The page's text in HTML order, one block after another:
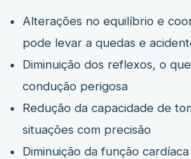
Alterações no equilíbrio e
pode levar a quedas e
Diminuição dos reflexos, o
condução perigosa
Redução da capacidade de
situações com precisão
Diminuição da função